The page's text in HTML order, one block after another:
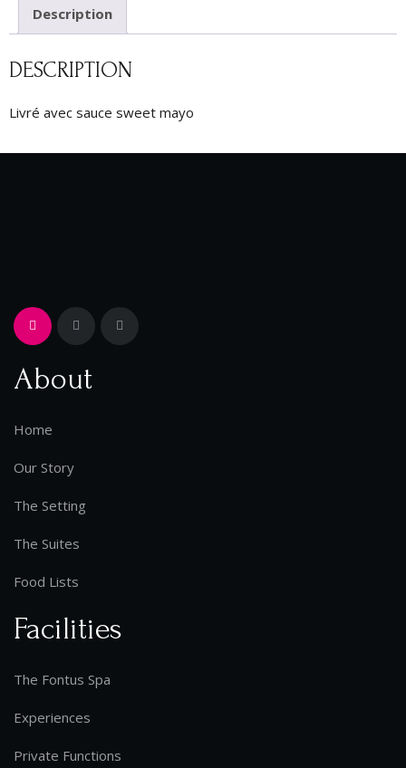
Description
DESCRIPTION
Livré avec sauce sweet mayo
About
Home
Our Story
The Setting
The Suites
Food Lists
Facilities
The Fontus Spa
Experiences
Private Functions